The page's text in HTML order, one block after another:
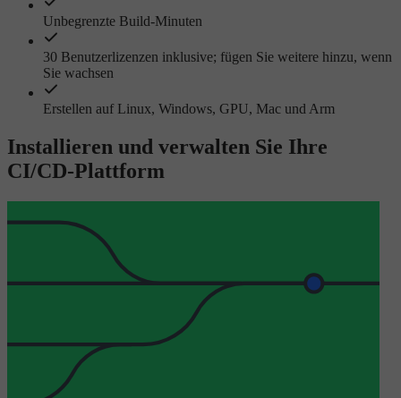
Unbegrenzte Build-Minuten
30 Benutzerlizenzen inklusive; fügen Sie weitere hinzu, wenn
Sie wachsen
Erstellen auf Linux, Windows, GPU, Mac und Arm
Installieren und verwalten Sie Ihre
CI/CD-Plattform